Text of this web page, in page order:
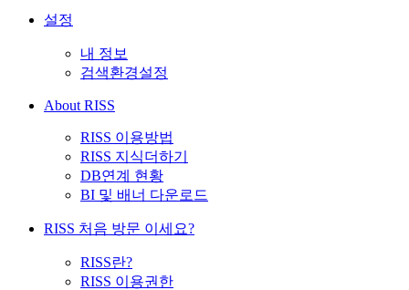
설정
내 정보
검색환경설정
About RISS
RISS 이용방법
RISS 지식더하기
DB연계 현황
BI 및 배너 다운로드
RISS 처음 방문 이세요?
RISS란?
RISS 이용권한